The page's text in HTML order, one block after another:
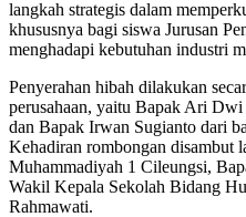
langkah strategis dalam
khususnya bagi siswa Jurusan
menghadapi kebutuhan industri
Penyerahan hibah dilakukan
perusahaan, yaitu Bapak Ari
dan Bapak Irwan Sugianto dari
Kehadiran rombongan disambut
Muhammadiyah 1 Cileungsi,
Wakil Kepala Sekolah Bidang
Rahmawati.